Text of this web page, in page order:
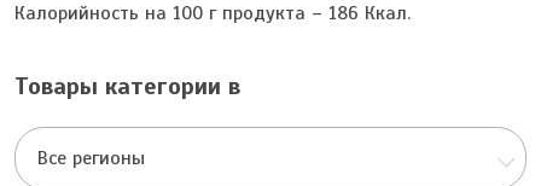
Калорийность на 100 г продукта – 186 Ккал.
Товары категории в
Все регионы